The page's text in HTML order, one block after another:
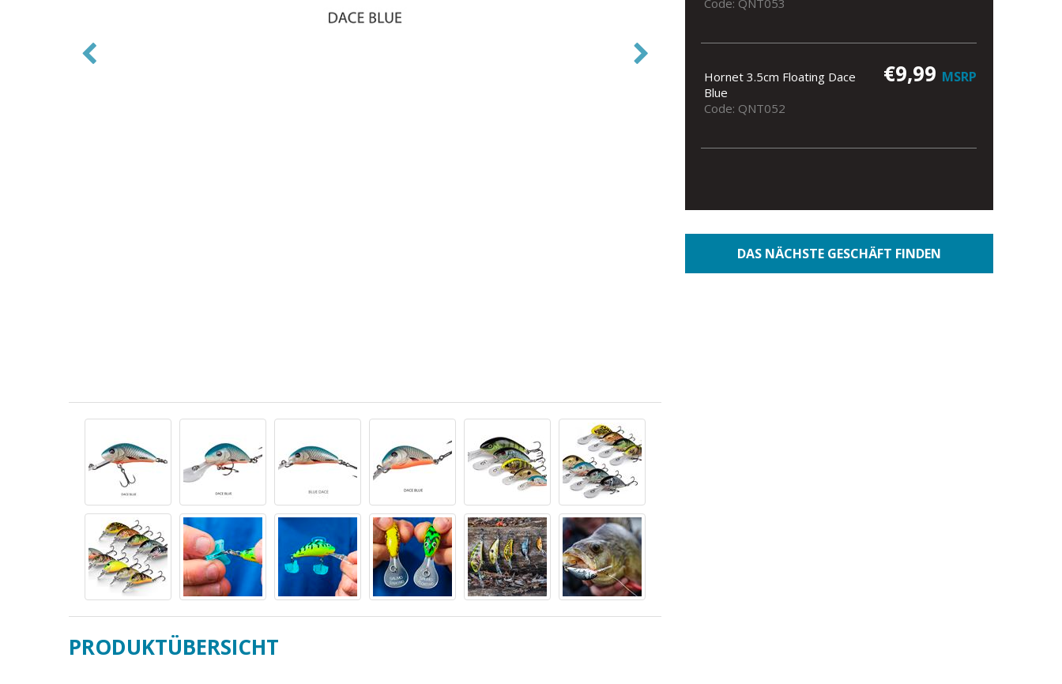
PRODUKTÜBERSICHT
Code: QNT053
Hornet 3.5cm Floating Dace
Blue
€9,99 MSRP
Code: QNT052
DAS NÄCHSTE GESCHÄFT FINDEN